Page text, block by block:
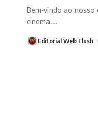
Bem-vindo ao
cinema.…
Editorial Web Flush